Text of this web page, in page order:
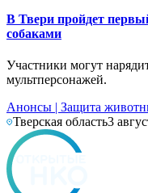
В Твери пройдет
собаками
Участники могут
мультперсонажей.
Анонсы | Защита
Тверская область3